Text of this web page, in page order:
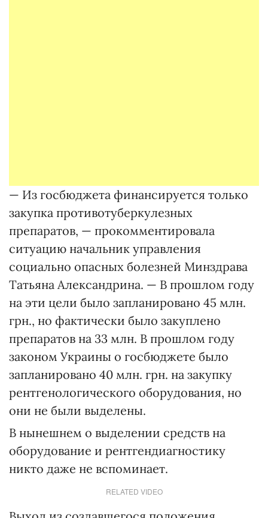
— Из госбюджета финансируется только
закупка противотуберкулезных
препаратов, — прокомментировала
ситуацию начальник управления
социально опасных болезней Минздрава
Татьяна Александрина. — В прошлом году
на эти цели было запланировано 45 млн.
грн., но фактически было закуплено
препаратов на 33 млн. В прошлом году
законом Украины о госбюджете было
запланировано 40 млн. грн. на закупку
рентгенологического оборудования, но
они не были выделены.
В нынешнем о выделении средств на
оборудование и рентгендиагностику
никто даже не вспоминает.
RELATED VIDEO